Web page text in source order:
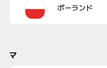
ポーランド
マ